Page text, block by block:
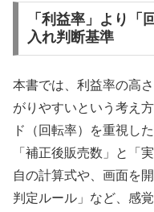
「利益率」より「
入れ判断基準
本書では、利益率の高
がりやすいという考え
ド（回転率）を重視し
「補正後販売数」と「
自の計算式や、画面を
判定ルール」など、感